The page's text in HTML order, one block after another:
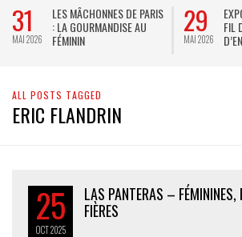
31
MAI 2026
LES MÂCHONNES DE PARIS
: LA GOURMANDISE AU
FÉMININ
29
MAI 2026
FIL
ALL POSTS TAGGED
ERIC FLANDRIN
25
OCT2025
LAS PANTERAS – FÉMININES,
FIÈRES